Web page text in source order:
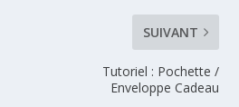
SUIVANT
Tutoriel : Pochette /
Enveloppe Cadeau